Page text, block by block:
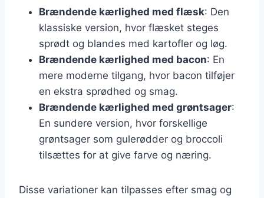
Brændende kærlighed med flæsk: Den
klassiske version, hvor flæsket steges
sprødt og blandes med kartofler og løg.
Brændende kærlighed med bacon: En
mere moderne tilgang, hvor bacon tilføjer
en ekstra sprødhed og smag.
Brændende kærlighed med grøntsager:
En sundere version, hvor forskellige
grøntsager som gulerødder og broccoli
tilsættes for at give farve og næring.
Disse variationer kan tilpasses efter smag og